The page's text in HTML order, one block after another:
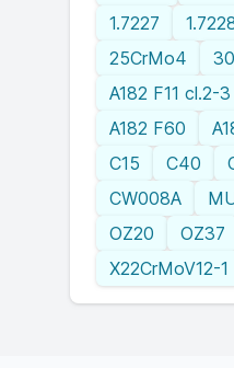
1.7227
25CrMo4
A182 F11 cl.2-3
A182 F60
C15
C40
CW008A
OZ20
OZ37
X22CrMoV12-1